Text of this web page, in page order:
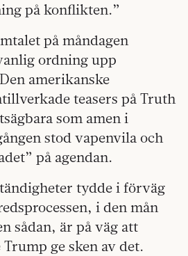
på konflikten.”
på måndagen
ordning upp
amerikanske
teasers på Truth
som amen i
stod vapenvila och
på agendan.
tydde i förväg
i den mån
sådan, är på väg att
ge sken av det.